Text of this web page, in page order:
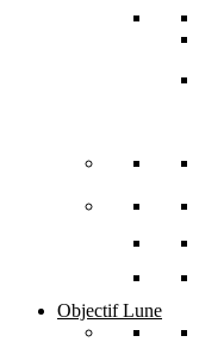
Objectif Lune